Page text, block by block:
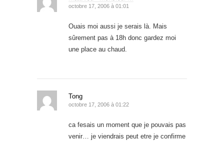
octobre 17, 2006 à 01:01
Ouais moi aussi je serais là. Mais
sûrement pas à 18h donc gardez moi
une place au chaud.
Tong
octobre 17, 2006 à 01:22
ca fesais un moment que je pouvais pas
venir… je viendrais peut etre je confirme